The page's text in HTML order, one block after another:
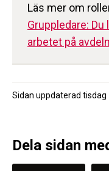
Läs mer om
Gruppledare:
arbetet på
Sidan uppdaterad tisdag
Dela sidan